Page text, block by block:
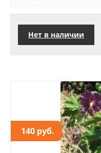
Нет в наличии
140 руб.